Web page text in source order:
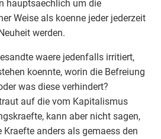
hauptsaechlich um die
Weise als koenne jeder jederzeit
werden.
waere jedenfalls irritiert,
koennte, worin die Befreiung
was diese verhindert?
auf die vom Kapitalismus
kann aber nicht sagen,
anders als gemaess den